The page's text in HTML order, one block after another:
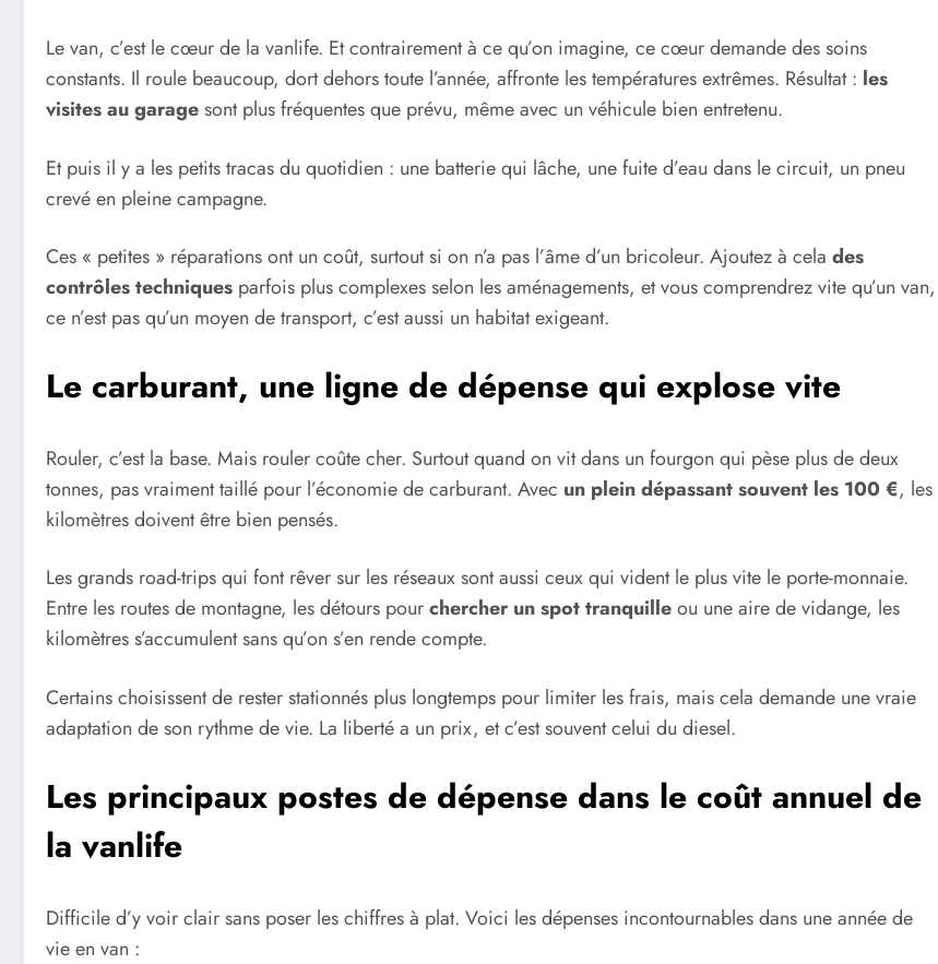
Le van, c’est le cœur de la vanlife. Et contrairement à ce qu’on imagine, ce cœur demande des soins
constants. Il roule beaucoup, dort dehors toute l’année, affronte les températures extrêmes. Résultat : les
visites au garagesont plus fréquentes que prévu, même avec un véhicule bien entretenu.
Et puis il y a les petits tracas du quotidien : une batterie qui lâche, une fuite d’eau dans le circuit, un pneu
crevé en pleine campagne.
Ces « petites » réparations ont un coût, surtout si on n’a pas l’âme d’un bricoleur. Ajoutez à cela des
contrôles techniques parfois plus complexes selon les aménagements, et vous comprendrez vite qu’un van,
ce n’est pas qu’un moyen de transport, c’est aussi un habitat exigeant.
Le carburant, une ligne de dépense qui explose vite
Rouler, c’est la base. Mais rouler coûte cher. Surtout quand on vit dans un fourgon qui pèse plus de deux
tonnes, pas vraiment taillé pour l’économie de carburant. Avec un plein dépassant souvent les 100 €, les
kilomètres doivent être bien pensés.
Les grands road-trips qui font rêver sur les réseaux sont aussi ceux qui vident le plus vite le porte-monnaie.
Entre les routes de montagne, les détours pourchercher un spot tranquilleou une aire de vidange, les
kilomètres s’accumulent sans qu’on s’en rende compte.
Certains choisissent de rester stationnés plus longtemps pour limiter les frais, mais cela demande une vraie
adaptation de son rythme de vie. La liberté a un prix, et c’est souvent celui du diesel.
Les principaux postes de dépense dans le coût annuel de
la vanlife
Difficile d’y voir clair sans poser les chiffres à plat. Voici les dépenses incontournables dans une année de
vie en van :